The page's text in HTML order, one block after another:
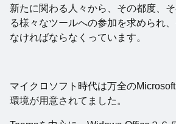
新たに関わる人々から、その都度、
る様々なツールへの参加を求められ
なければならなくっています。
マイクロソフト時代は万全の
環境が用意されてました。